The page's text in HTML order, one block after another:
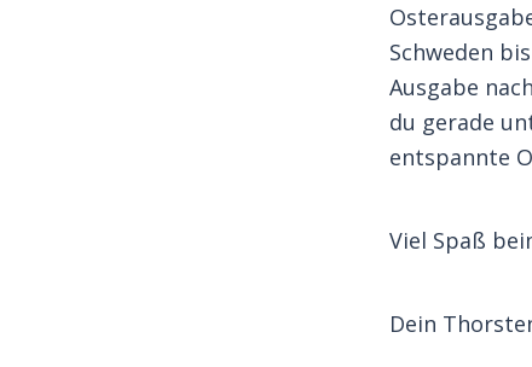
Schweden
Ausgabe
du gerade
entspannte
Viel Spaß
Dein